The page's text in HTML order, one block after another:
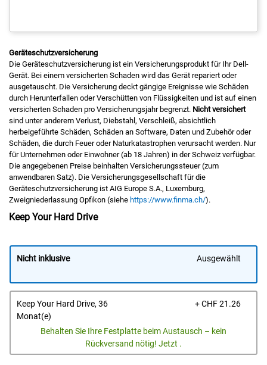
Geräteschutzversicherung
Die Geräteschutzversicherung ist ein Versicherungsprodukt für Ihr Dell-
Gerät. Bei einem versicherten Schaden wird das Gerät repariert oder
ausgetauscht. Die Versicherung deckt gängige Ereignisse wie Schäden
durch Herunterfallen oder Verschütten von Flüssigkeiten und ist auf einen
versicherten Schaden pro Versicherungsjahr begrenzt. Nicht versichert
sind unter anderem Verlust, Diebstahl, Verschleiß, absichtlich
herbeigeführte Schäden, Schäden an Software, Daten und Zubehör oder
Schäden, die durch Feuer oder Naturkatastrophen verursacht werden. Nur
für Unternehmen oder Einwohner (ab 18 Jahren) in der Schweiz verfügbar.
Die angegebenen Preise beinhalten Versicherungssteuer (zum
anwendbaren Satz). Die Versicherungsgesellschaft für die
Geräteschutzversicherung ist AIG Europe S.A., Luxemburg,
Zweigniederlassung Opfikon (siehe https://www.finma.ch/).
Keep Your Hard Drive
Nicht inklusive Ausgewählt
Keep Your Hard Drive, 36
Monat(e)
+ CHF 21.26
Behalten Sie Ihre Festplatte beim Austausch – kein
Rückversand nötig! Jetzt .